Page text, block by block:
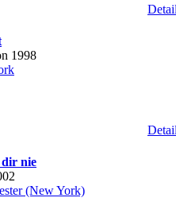
1998
nie
(New York)